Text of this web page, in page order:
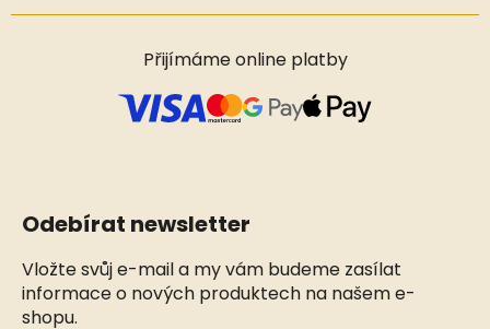
Přijímáme online platby
Odebírat newsletter
Vložte svůj e-mail a my vám budeme zasílat
informace o nových produktech na našem e-
shopu.